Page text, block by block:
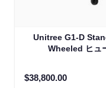
Unitree G1-D
Wheeled ヒュ
$38,800.00